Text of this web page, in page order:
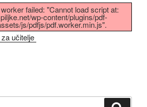
failed: "Cannot load script at:
wp-content/plugins/pdf-
js/pdfjs/pdf.worker.min.js".
učitelje